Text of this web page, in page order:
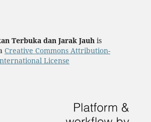
Terbuka dan Jarak Jauh is
Creative Commons Attribution-
License